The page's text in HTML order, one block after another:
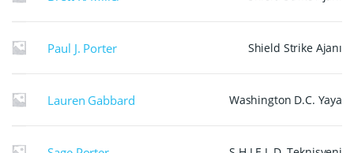
Paul J. Porter Shield Strike Ajanı
Lauren Gabbard Washington D.C. Yaya